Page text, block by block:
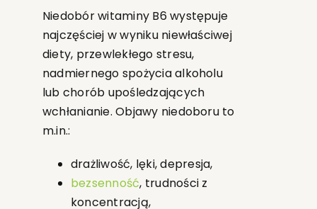
Niedobór witaminy B6 występuje
najczęściej w wyniku niewłaściwej
diety, przewlekłego stresu,
nadmiernego spożycia alkoholu
lub chorób upośledzających
wchłanianie. Objawy niedoboru to
m.in.:
drażliwość, lęki, depresja,
bezsenność, trudności z
koncentracją,